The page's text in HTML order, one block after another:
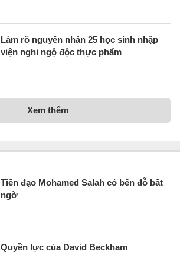
Làm rõ nguyên nhân 25 học sinh nhập
viện nghi ngộ độc thực phẩm
Xem thêm
Tiền đạo Mohamed Salah có bến đỗ bất
ngờ
Quyền lực của David Beckham